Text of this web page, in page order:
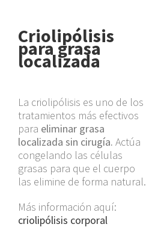
Criolipólisis
para grasa
localizada
La criolipólisis es uno de los
tratamientos más efectivos
para eliminar grasa
localizada sin cirugía. Actúa
congelando las células
grasas para que el cuerpo
las elimine de forma natural.
Más información aquí:
criolipólisis corporal